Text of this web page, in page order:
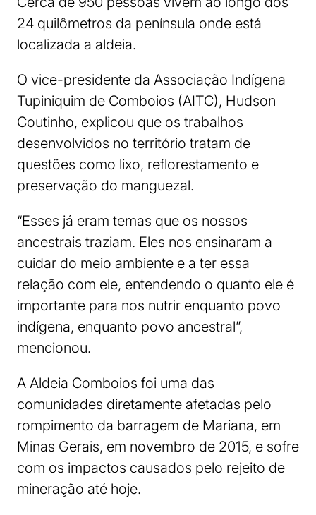
24 quilômetros da península onde está
localizada a aldeia.
O vice-presidente da Associação Indígena
Tupiniquim de Comboios (AITC), Hudson
Coutinho, explicou que os trabalhos
desenvolvidos no território tratam de
questões como lixo, reflorestamento e
preservação do manguezal.
“Esses já eram temas que os nossos
ancestrais traziam. Eles nos ensinaram a
cuidar do meio ambiente e a ter essa
relação com ele, entendendo o quanto ele é
importante para nos nutrir enquanto povo
indígena, enquanto povo ancestral”,
mencionou.
A Aldeia Comboios foi uma das
comunidades diretamente afetadas pelo
rompimento da barragem de Mariana, em
Minas Gerais, em novembro de 2015, e sofre
com os impactos causados pelo rejeito de
mineração até hoje.